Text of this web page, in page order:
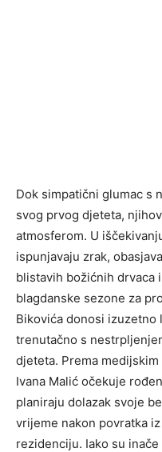
Dok simpatični glumac s
svog prvog djeteta,
atmosferom. U
ispunjavaju zrak,
blistavih božićnih drvaca
blagdanske sezone za
Bikovića donosi
trenutačno s
djeteta. Prema
Ivana Malić očekuje
planiraju dolazak svoje
vrijeme nakon povratka
rezidenciju. Iako su